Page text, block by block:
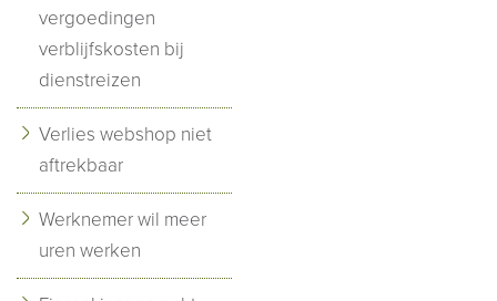
vergoedingen
verblijfskosten bij
dienstreizen
Verlies webshop niet
aftrekbaar
Werknemer wil meer
uren werken